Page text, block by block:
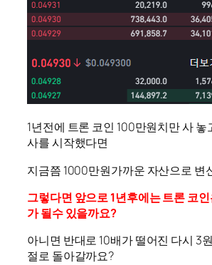
1년전에 트론 코인 100만원치만 사 놓
사를 시작했다면
지금쯤 1000만원가까운 자산으로 변
그렇다면 앞으로 1년후에는 트론 코
가 될수 있을까요?
아니면 반대로 10배가 떨어진 다시 3
절로 돌아갈까요?